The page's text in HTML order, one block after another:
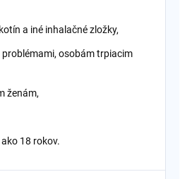
a iné inhalačné zložky,
osobám trpiacim
ženám,
18 rokov.